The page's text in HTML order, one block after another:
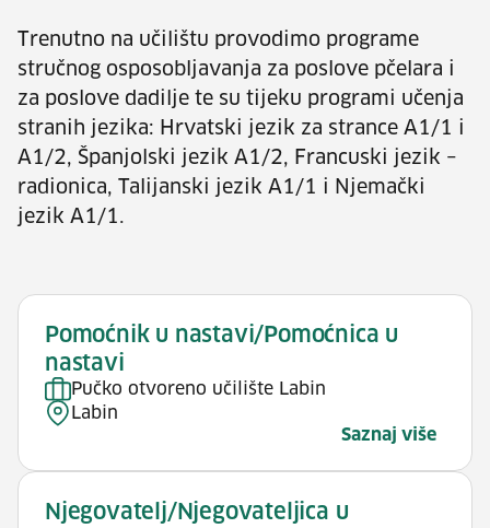
Trenutno na učilištu provodimo programe
stručnog osposobljavanja za poslove pčelara i
za poslove dadilje te su tijeku programi učenja
stranih jezika: Hrvatski jezik za strance A1/1 i
A1/2, Španjolski jezik A1/2, Francuski jezik –
radionica, Talijanski jezik A1/1 i Njemački
jezik A1/1.
Pomoćnik u nastavi/Pomoćnica u
nastavi
Pučko otvoreno učilište Labin
Labin
Saznaj više
Njegovatelj/Njegovateljica u